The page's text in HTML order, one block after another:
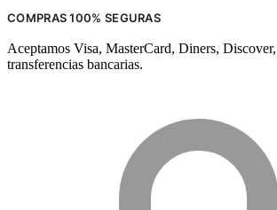
COMPRAS 100% SEGURAS
Aceptamos Visa, MasterCard, Diners,
transferencias bancarias.